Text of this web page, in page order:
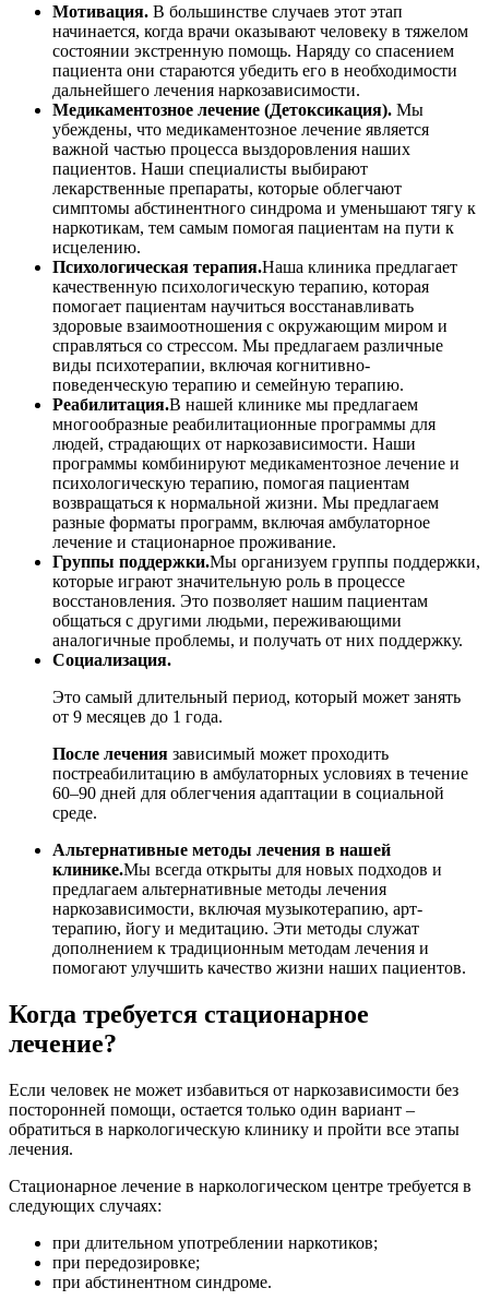
Мотивация. В большинстве случаев этот этап
начинается, когда врачи оказывают человеку в тяжелом
состоянии экстренную помощь. Наряду со спасением
пациента они стараются убедить его в необходимости
дальнейшего лечения наркозависимости.
Медикаментозное лечение (Детоксикация). Мы
убеждены, что медикаментозное лечение является
важной частью процесса выздоровления наших
пациентов. Наши специалисты выбирают
лекарственные препараты, которые облегчают
симптомы абстинентного синдрома и уменьшают тягу к
наркотикам, тем самым помогая пациентам на пути к
исцелению.
Психологическая терапия.Наша клиника предлагает
качественную психологическую терапию, которая
помогает пациентам научиться восстанавливать
здоровые взаимоотношения с окружающим миром и
справляться со стрессом. Мы предлагаем различные
виды психотерапии, включая когнитивно-
поведенческую терапию и семейную терапию.
Реабилитация.В нашей клинике мы предлагаем
многообразные реабилитационные программы для
людей, страдающих от наркозависимости. Наши
программы комбинируют медикаментозное лечение и
психологическую терапию, помогая пациентам
возвращаться к нормальной жизни. Мы предлагаем
разные форматы программ, включая амбулаторное
лечение и стационарное проживание.
Группы поддержки.Мы организуем группы поддержки,
которые играют значительную роль в процессе
восстановления. Это позволяет нашим пациентам
общаться с другими людьми, переживающими
аналогичные проблемы, и получать от них поддержку.
Социализация.
Это самый длительный период, который может занять
от 9 месяцев до 1 года.
После лечения зависимый может проходить
постреабилитацию в амбулаторных условиях в течение
60–90 дней для облегчения адаптации в социальной
среде.
Альтернативные методы лечения в нашей
клинике.Мы всегда открыты для новых подходов и
предлагаем альтернативные методы лечения
наркозависимости, включая музыкотерапию, арт-
терапию, йогу и медитацию. Эти методы служат
дополнением к традиционным методам лечения и
помогают улучшить качество жизни наших пациентов.
Когда требуется стационарное
лечение?
Если человек не может избавиться от наркозависимости без
посторонней помощи, остается только один вариант –
обратиться в наркологическую клинику и пройти все этапы
лечения.
Стационарное лечение в наркологическом центре требуется в
следующих случаях:
при длительном употреблении наркотиков;
при передозировке;
при абстинентном синдроме.